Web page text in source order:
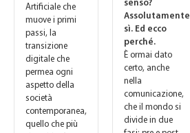
Artificiale che
muove i primi
passi, la
transizione
digitale che
permea ogni
aspetto della
società
contemporanea,
quello che più
senso?
Assolutamente
sì. Ed ecco
perché.
È ormai dato
certo, anche
nella
comunicazione,
che il mondo si
divide in due